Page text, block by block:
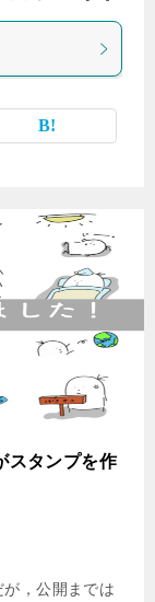
スタンプを作
，公開までは